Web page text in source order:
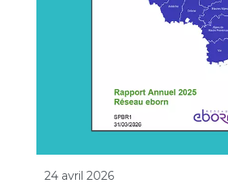
24 avril 2026